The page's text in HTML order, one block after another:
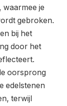
je
gebroken.
bij het
door het
oorsprong
edelstenen
terwijl